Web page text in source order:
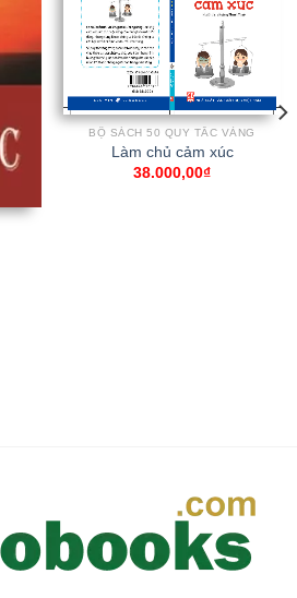
BỘ SÁCH 50 QUY TẮC VÀNG
Làm chủ cảm xúc
38.000,00₫